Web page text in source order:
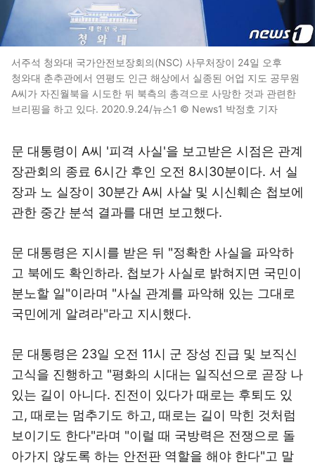
서주석 청와대 국가안전보장회의(NSC) 사무처장이 24일 오후
청와대 춘추관에서 연평도 인근 해상에서 실종된 어업 지도 공무원
A씨가 자진월북을 시도한 뒤 북측의 총격으로 사망한 것과 관련한
브리핑을 하고 있다. 2020.9.24/뉴스1 © News1 박정호 기자
문 대통령이 A씨 '피격 사실'을 보고받은 시점은 관계
장관회의 종료 6시간 후인 오전 8시30분이다. 서 실
장과 노 실장이 30분간 A씨 사살 및 시신훼손 첩보에
관한 중간 분석 결과를 대면 보고했다.
문 대통령은 지시를 받은 뒤 "정확한 사실을 파악하
고 북에도 확인하라. 첩보가 사실로 밝혀지면 국민이
분노할 일"이라며 "사실 관계를 파악해 있는 그대로
국민에게 알려라"라고 지시했다.
문 대통령은 23일 오전 11시 군 장성 진급 및 보직신
고식을 진행하고 "평화의 시대는 일직선으로 곧장 나
있는 길이 아니다. 진전이 있다가 때로는 후퇴도 있
고, 때로는 멈추기도 하고, 때로는 길이 막힌 것처럼
보이기도 한다"라며 "이럴 때 국방력은 전쟁으로 돌
아가지 않도록 하는 안전판 역할을 해야 한다"고 말